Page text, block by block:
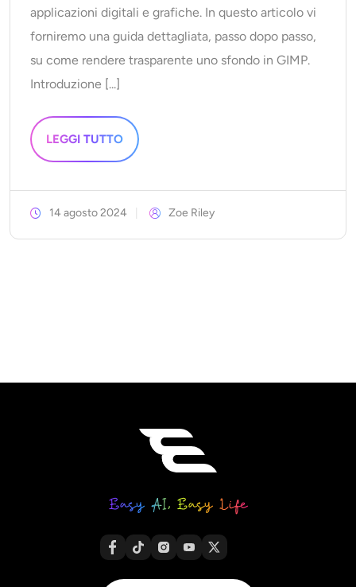
applicazioni digitali e grafiche. In questo articolo vi
forniremo una guida dettagliata, passo dopo passo,
su come rendere trasparente uno sfondo in GIMP.
Introduzione [...]
LEGGI TUTTO
14 agosto 2024 Zoe Riley